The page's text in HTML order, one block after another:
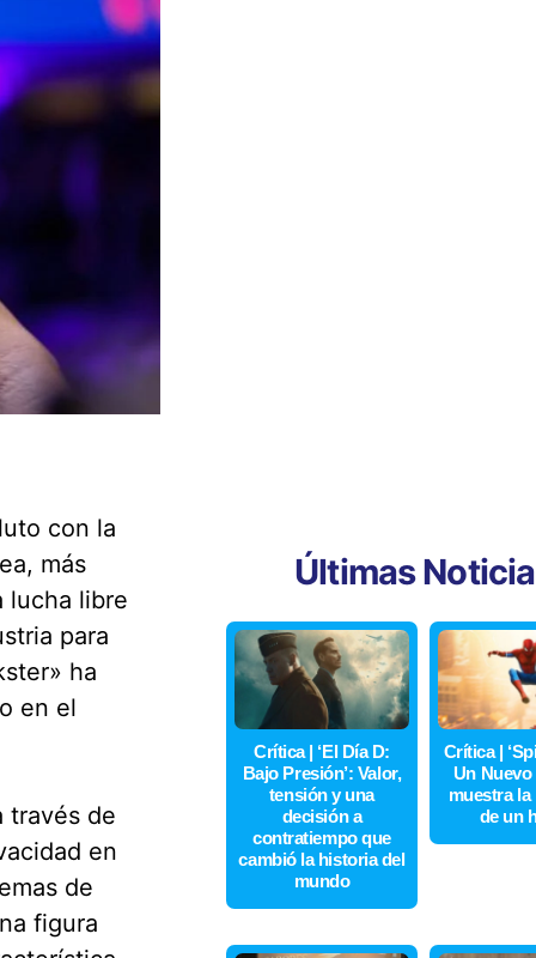
con la
más
lucha libre
para
ha
en el
través de
en
de
figura
Últimas
Crítica | ‘El Día D:
Bajo Presión’: Valor,
tensión y una
decisión a
contratiempo que
cambió la historia del
mundo
Crítica |
Un Nuevo
muestra la
de un